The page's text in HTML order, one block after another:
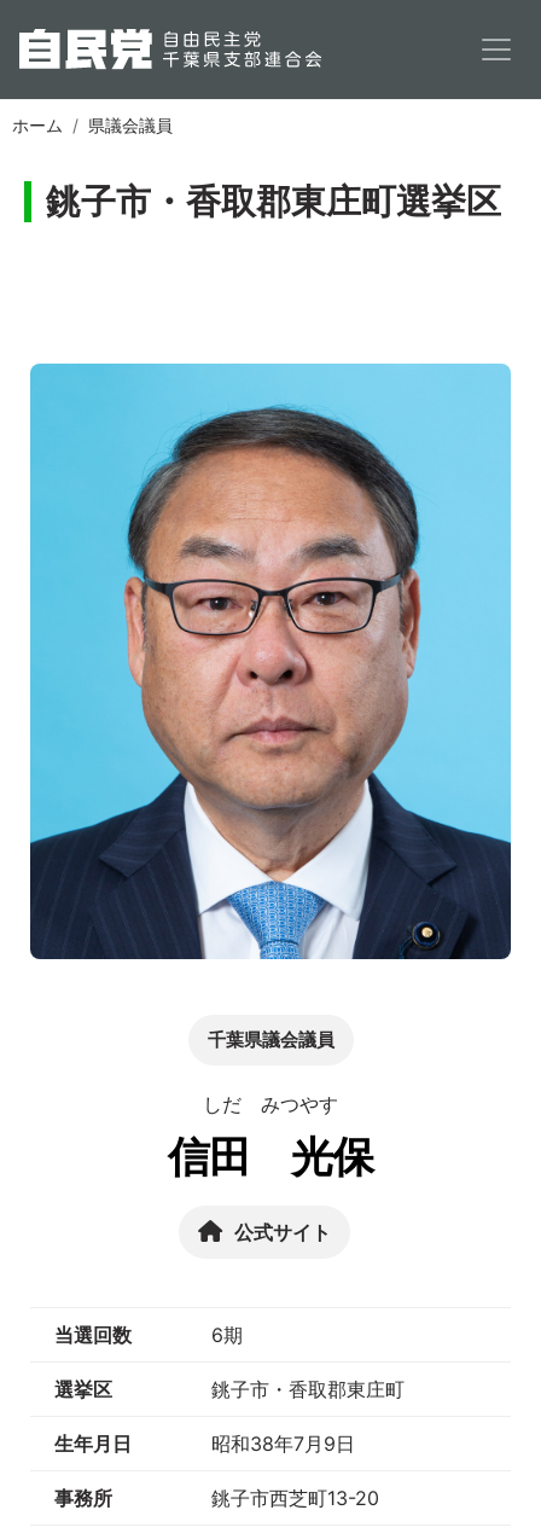
ホーム 県議会議員
銚子市・香取郡東庄町選挙区
千葉県議会議員
しだ みつやす
信田 光保
公式サイト
当選回数 6期
選挙区 銚子市・香取郡東庄町
生年月日 昭和38年7月9日
事務所 銚子市西芝町13-20